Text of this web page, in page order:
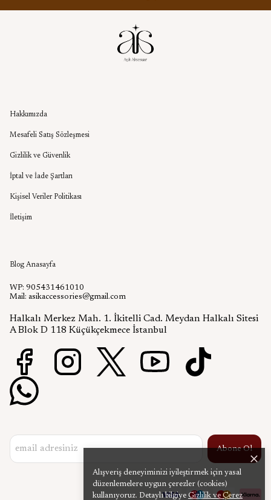
Alışveriş deneyiminizi iyileştirmek için yasal
düzenlemelere uygun çerezler (cookies)
kullanıyoruz. Detaylı bilgiye Gizlilik ve Çerez
Hakkımızda
Mesafeli Satış Sözleşmesi
Gizlilik ve Güvenlik
İptal ve İade Şartları
Kişisel Veriler Politikası
İletişim
Blog Anasayfa
WP: 905431461010
Mail: asikaccessories@gmail.com
Halkalı Merkez Mah. 1. İkitelli Cad. Meydan Halkalı Sitesi
A Blok D 118 Küçükçekmece İstanbul
Abone Ol